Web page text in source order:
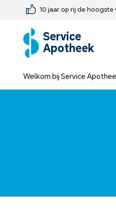
10 jaar op rij de
Service
Apotheek
Farmaceutisch consult
Medicijn-APK
Welkom bij Service